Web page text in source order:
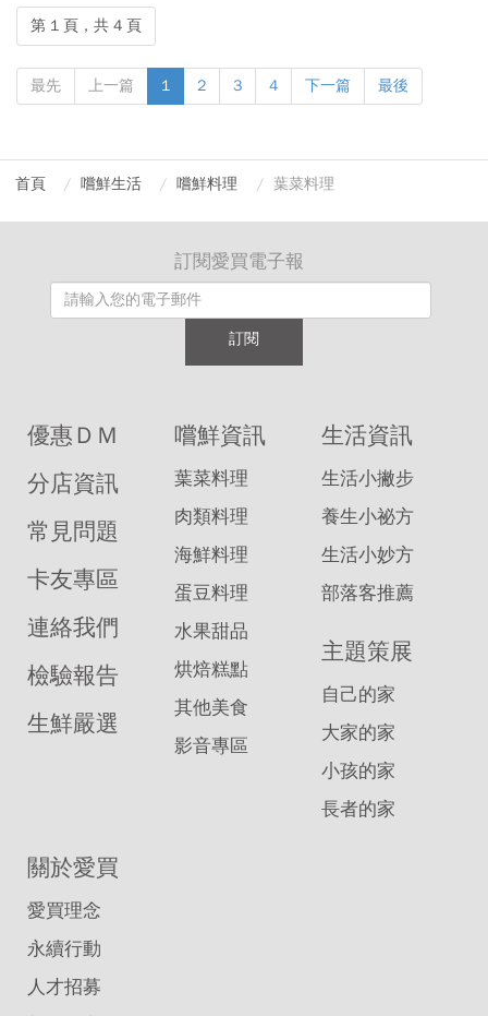
第 1 頁，共 4 頁
最先 上一篇 1 2 3 4 下一篇 最後
首頁 嚐鮮生活 嚐鮮料理 葉菜料理
訂閱愛買電子報
訂閱
優惠ＤＭ
分店資訊
常見問題
卡友專區
連絡我們
檢驗報告
生鮮嚴選
嚐鮮資訊
葉菜料理
肉類料理
海鮮料理
蛋豆料理
水果甜品
烘焙糕點
其他美食
影音專區
生活資訊
生活小撇步
養生小祕方
生活小妙方
部落客推薦
主題策展
自己的家
大家的家
小孩的家
長者的家
關於愛買
愛買理念
永續行動
人才招募